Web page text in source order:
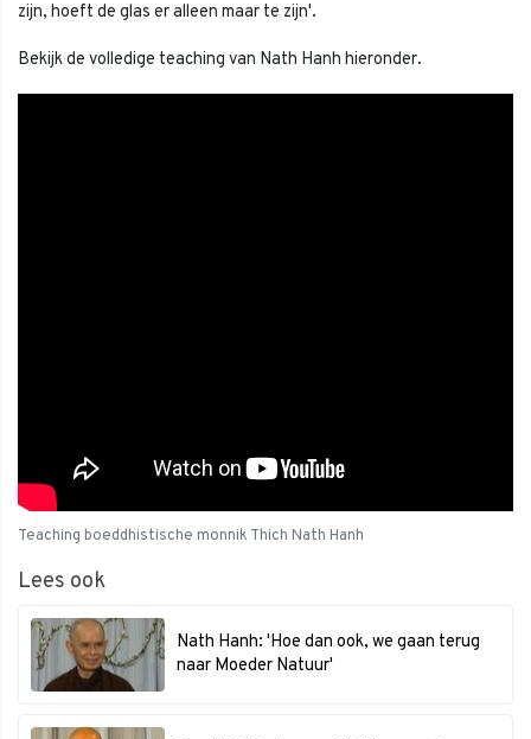
zijn, hoeft de glas er alleen maar te zijn'.
Bekijk de volledige teaching van Nath Hanh hieronder.
Teaching boeddhistische monnik Thich Nath Hanh
Lees ook
Nath Hanh: 'Hoe dan ook, we gaan terug
naar Moeder Natuur'